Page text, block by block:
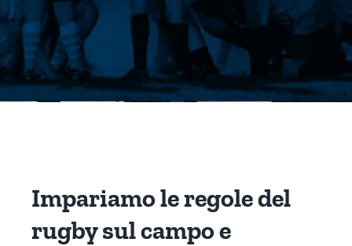
Impariamo le regole del
rugby sul campo e